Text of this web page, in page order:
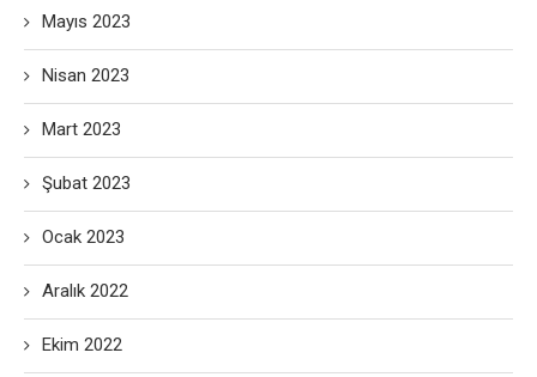
Mayıs 2023
Nisan 2023
Mart 2023
Şubat 2023
Ocak 2023
Aralık 2022
Ekim 2022